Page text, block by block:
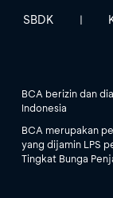
SBDK |
BCA berizin dan
Indonesia
BCA merupakan
yang dijamin LPS
Tingkat Bunga